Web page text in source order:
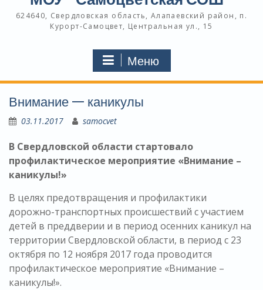
624640, Свердловская область, Алапаевский район, п.
Курорт-Самоцвет, Центральная ул., 15
Меню
Внимание — каникулы
03.11.2017 samocvet
В Свердловской области стартовало
профилактическое мероприятие «Внимание –
каникулы!»
В целях предотвращения и профилактики
дорожно-транспортных происшествий с участием
детей в преддверии и в период осенних каникул на
территории Свердловской области, в период с 23
октября по 12 ноября 2017 года проводится
профилактическое мероприятие «Внимание –
каникулы!».